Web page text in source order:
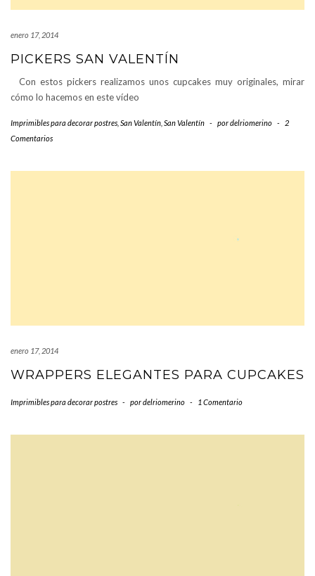
enero 17, 2014
PICKERS SAN VALENTÍN
Con estos pickers realizamos unos cupcakes muy originales, mirar
cómo lo hacemos en este vídeo
Imprimibles para decorar postres San Valentín San Valentín - pordelriomerino -
2
Comentarios
enero 17, 2014
WRAPPERS ELEGANTES PARA CUPCAKES
Imprimibles para decorar postres - pordelriomerino - 1 Comentario